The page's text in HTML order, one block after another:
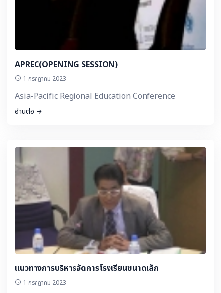
APREC(OPENING SESSION)
1 กรกฎาคม 2023
Asia-Pacific Regional Education Conference
อ่านต่อ
แนวทางการบริหารจัดการโรงเรียนขนาดเล็ก
1 กรกฎาคม 2023